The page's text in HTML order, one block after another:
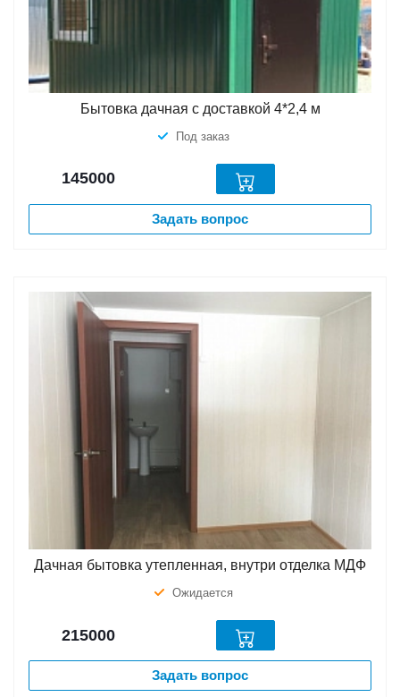
Бытовка дачная с доставкой 4*2,4 м
Под заказ
145000
Задать вопрос
Дачная бытовка утепленная, внутри отделка МДФ
Ожидается
215000
Задать вопрос